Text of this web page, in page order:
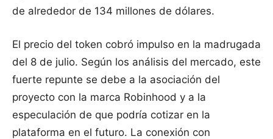
de alrededor de 134 millones de dólares.
El precio del token cobró impulso en la madrugada
del 8 de julio. Según los análisis del mercado, este
fuerte repunte se debe a la asociación del
proyecto con la marca Robinhood y a la
especulación de que podría cotizar en la
plataforma en el futuro. La conexión con